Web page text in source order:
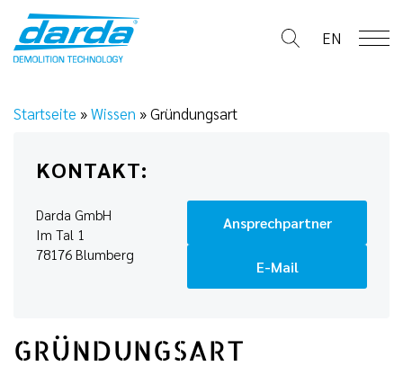
content
EN
Startseite »Wissen »Gründungsart
KONTAKT:
Darda GmbH
Im Tal 1
78176 Blumberg
Ansprechpartner
E-Mail
GRÜNDUNGSART